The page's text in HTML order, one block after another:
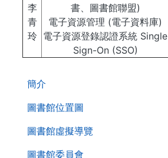
第
二
層
覽
列
簡介
圖書館位置圖
圖書館虛擬導覽
圖書館委員會
李
青
玲
書、圖書館聯盟)
電子資源管理 (電子資料庫)
電子資源登錄認證系統 Single
Sign-On (SSO)